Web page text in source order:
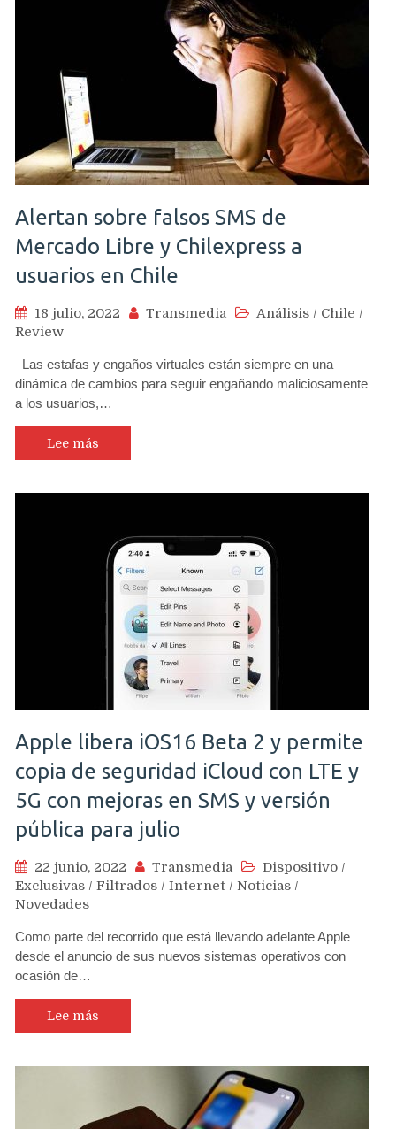
Alertan sobre falsos SMS de
Mercado Libre y Chilexpress a
usuarios en Chile
18 julio, 2022 Transmedia Análisis / Chile /
Review
Las estafas y engaños virtuales están siempre en una
dinámica de cambios para seguir engañando maliciosamente
a los usuarios,…
Lee más
Apple libera iOS16 Beta 2 y permite
copia de seguridad iCloud con LTE y
5G con mejoras en SMS y versión
pública para julio
22 junio, 2022 Transmedia Dispositivo /
Exclusivas / Filtrados / Internet / Noticias /
Novedades
Como parte del recorrido que está llevando adelante Apple
desde el anuncio de sus nuevos sistemas operativos con
ocasión de…
Lee más